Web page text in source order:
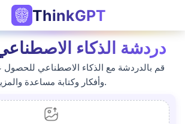
ThinkGPT
دردشة الذكاء
قم بالدردشة مع الذكاء الاصطناعي
وأفكار وكتابة مساعدة والمزيد.